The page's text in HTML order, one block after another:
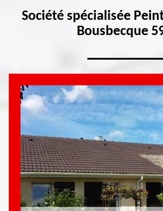
Société spécialisée
Bousbecque